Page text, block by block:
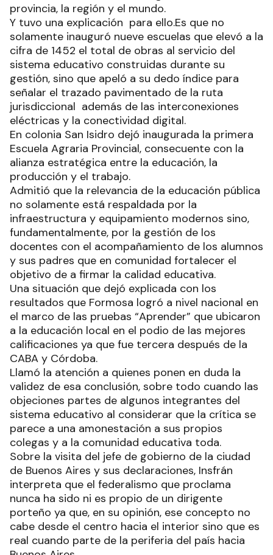
provincia, la región y el mundo.
Y tuvo una explicación para ello.Es que no
solamente inauguró nueve escuelas que elevó a la
cifra de 1452 el total de obras al servicio del
sistema educativo construidas durante su
gestión, sino que apeló a su dedo índice para
señalar el trazado pavimentado de la ruta
jurisdiccional además de las interconexiones
eléctricas y la conectividad digital.
En colonia San Isidro dejó inaugurada la primera
Escuela Agraria Provincial, consecuente con la
alianza estratégica entre la educación, la
producción y el trabajo.
Admitió que la relevancia de la educación pública
no solamente está respaldada por la
infraestructura y equipamiento modernos sino,
fundamentalmente, por la gestión de los
docentes con el acompañamiento de los alumnos
y sus padres que en comunidad fortalecer el
objetivo de a firmar la calidad educativa.
Una situación que dejó explicada con los
resultados que Formosa logró a nivel nacional en
el marco de las pruebas “Aprender” que ubicaron
a la educación local en el podio de las mejores
calificaciones ya que fue tercera después de la
CABA y Córdoba.
Llamó la atención a quienes ponen en duda la
validez de esa conclusión, sobre todo cuando las
objeciones partes de algunos integrantes del
sistema educativo al considerar que la crítica se
parece a una amonestación a sus propios
colegas y a la comunidad educativa toda.
Sobre la visita del jefe de gobierno de la ciudad
de Buenos Aires y sus declaraciones, Insfrán
interpreta que el federalismo que proclama
nunca ha sido ni es propio de un dirigente
porteño ya que, en su opinión, ese concepto no
cabe desde el centro hacia el interior sino que es
real cuando parte de la periferia del país hacia